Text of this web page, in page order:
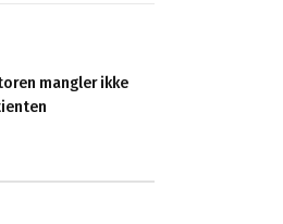
mangler ikke